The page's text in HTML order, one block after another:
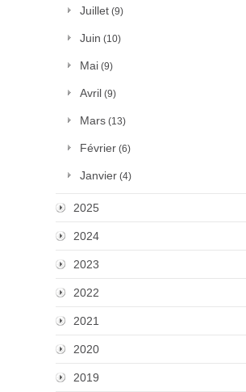
Juillet (9)
Juin (10)
Mai (9)
Avril (9)
Mars (13)
Février (6)
Janvier (4)
2025
2024
2023
2022
2021
2020
2019